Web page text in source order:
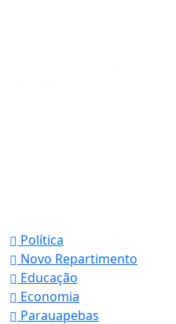
Política
Novo Repartimento
Educação
Economia
Parauapebas